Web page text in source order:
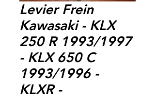
Levier Frein
Kawasaki - KLX
250 R 1993/1997
- KLX 650 C
1993/1996 -
KLXR -